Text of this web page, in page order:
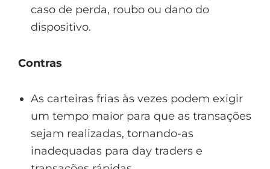
caso de perda, roubo ou dano do
dispositivo.
Contras
As carteiras frias às vezes podem exigir
um tempo maior para que as transações
sejam realizadas, tornando-as
inadequadas para day traders e